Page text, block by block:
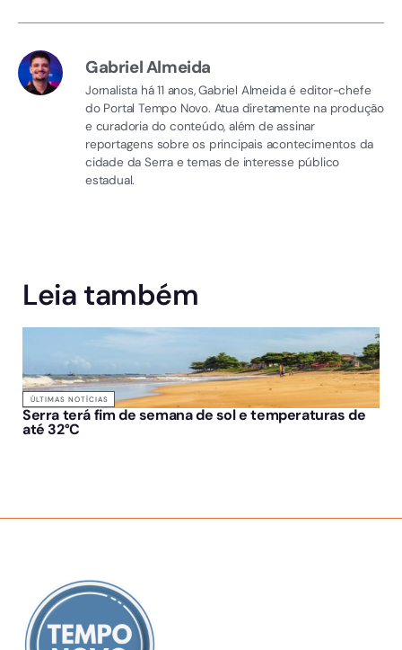
Gabriel Almeida
Jornalista há 11 anos, Gabriel Almeida é editor-chefe
do Portal Tempo Novo. Atua diretamente na produção
e curadoria do conteúdo, além de assinar
reportagens sobre os principais acontecimentos da
cidade da Serra e temas de interesse público
estadual.
Leia também
ÚLTIMAS NOTÍCIAS
Serra terá fim de semana de sol e temperaturas de
até 32°C